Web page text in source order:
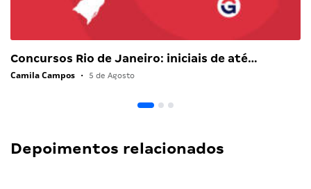
Concursos Rio de Janeiro: iniciais de até…
Camila Campos • 5 de Agosto
Depoimentos relacionados